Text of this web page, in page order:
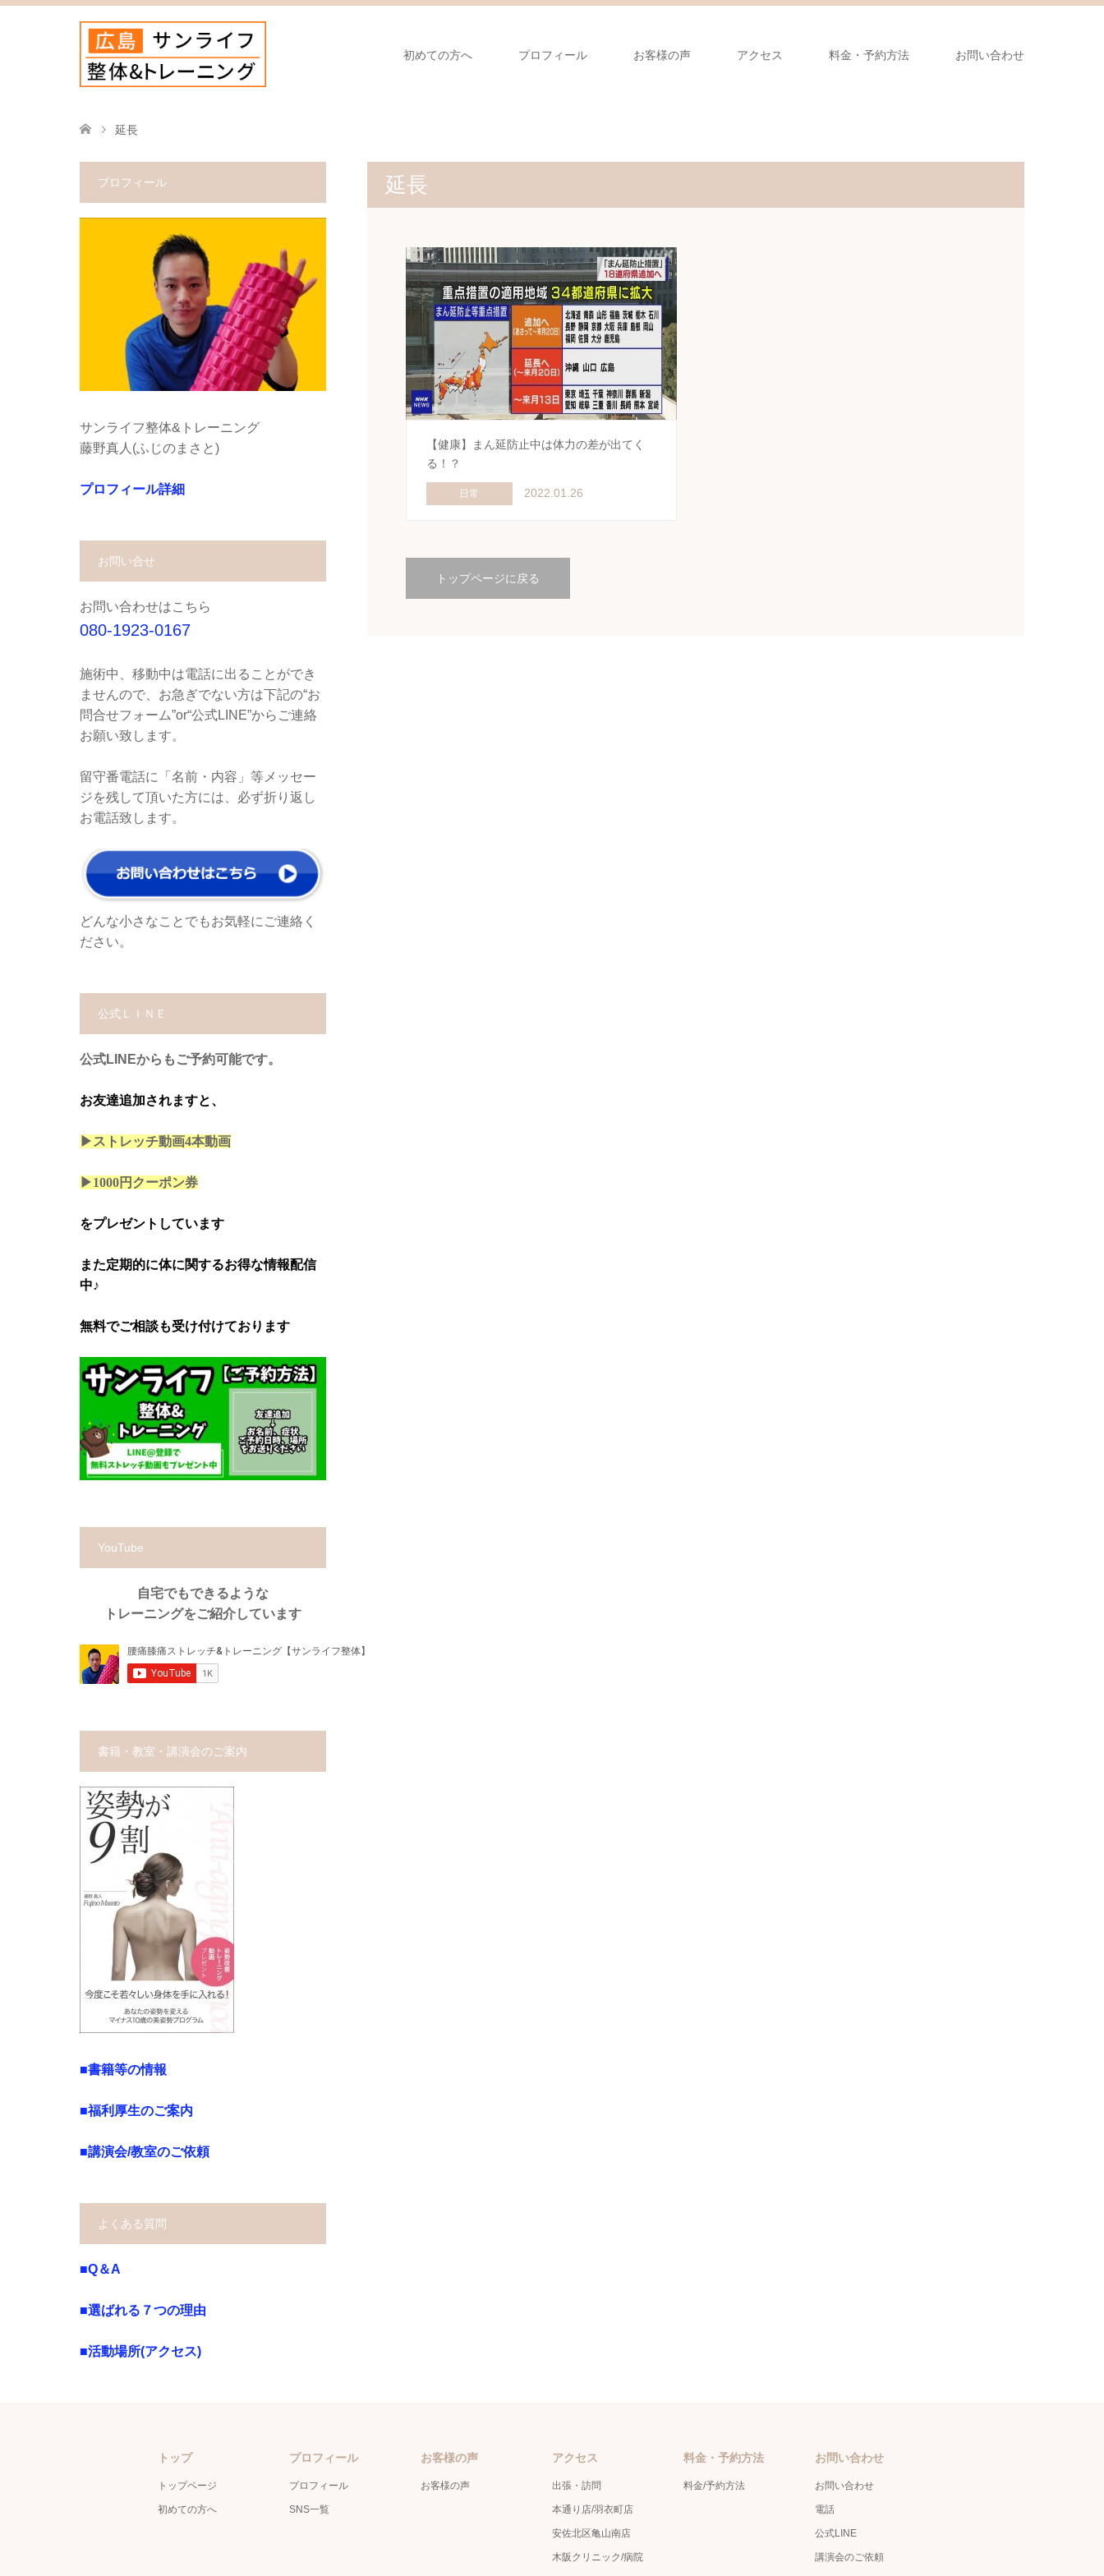
初めての方へ プロフィール お客様の声 アクセス 料金・予約方法 お問い合わせ
延長
延長
【健康】まん延防止中は体力の差が出てく
る！？
日常 2022.01.26
トップページに戻る
プロフィール
サンライフ整体&トレーニング
藤野真人(ふじのまさと)
プロフィール詳細
お問い合せ
お問い合わせはこちら
080-1923-0167
施術中、移動中は電話に出ることができ
ませんので、お急ぎでない方は下記の“お
問合せフォーム”or“公式LINE”からご連絡
お願い致します。
留守番電話に「名前・内容」等メッセー
ジを残して頂いた方には、必ず折り返し
お電話致します。
どんな小さなことでもお気軽にご連絡く
ださい。
公式ＬＩＮＥ
公式LINEからもご予約可能です。
お友達追加されますと、
▶ストレッチ動画4本動画
▶1000円クーポン券
をプレゼントしています
また定期的に体に関するお得な情報配信
中♪
無料でご相談も受け付けております
YouTube
自宅でもできるような
トレーニングをご紹介しています
書籍・教室・講演会のご案内
■書籍等の情報
■福利厚生のご案内
■講演会/教室のご依頼
よくある質問
■Q＆A
■選ばれる７つの理由
■活動場所(アクセス)
トップ
トップページ
初めての方へ
プロフィール
プロフィール
SNS一覧
お客様の声
お客様の声
アクセス
出張・訪問
本通り店/羽衣町店
安佐北区亀山南店
木阪クリニック/病院
料金・予約方法
料金/予約方法
お問い合わせ
お問い合わせ
電話
公式LINE
講演会のご依頼